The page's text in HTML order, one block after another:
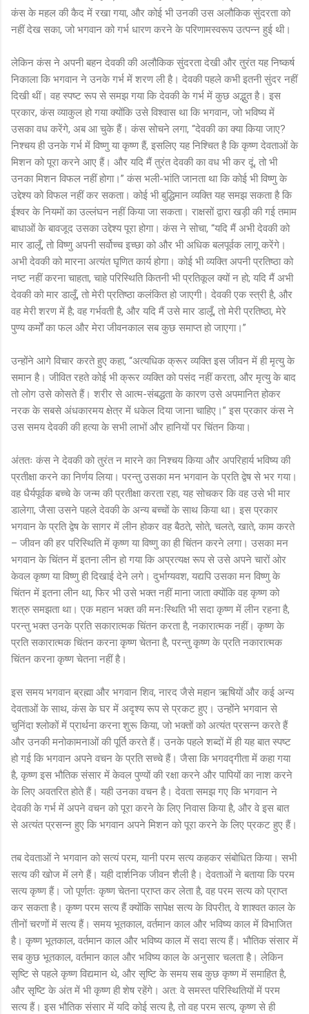
कंस के महल की कैद में रखा गया, और कोई भी उनकी उस अलौकिक सुंदरता को
नहीं देख सका, जो भगवान को गर्भ धारण करने के परिणामस्वरूप उत्पन्न हुई थी।
लेकिन कंस ने अपनी बहन देवकी की अलौकिक सुंदरता देखी और तुरंत यह निष्कर्ष
निकाला कि भगवान ने उनके गर्भ में शरण ली है। देवकी पहले कभी इतनी सुंदर नहीं
दिखी थीं। वह स्पष्ट रूप से समझ गया कि देवकी के गर्भ में कुछ अद्भुत है। इस
प्रकार, कंस व्याकुल हो गया क्योंकि उसे विश्वास था कि भगवान, जो भविष्य में
उसका वध करेंगे, अब आ चुके हैं। कंस सोचने लगा, “देवकी का क्या किया जाए?
निश्चय ही उनके गर्भ में विष्णु या कृष्ण हैं, इसलिए यह निश्चित है कि कृष्ण देवताओं के
मिशन को पूरा करने आए हैं। और यदि मैं तुरंत देवकी का वध भी कर दूं, तो भी
उनका मिशन विफल नहीं होगा।” कंस भली-भांति जानता था कि कोई भी विष्णु के
उद्देश्य को विफल नहीं कर सकता। कोई भी बुद्धिमान व्यक्ति यह समझ सकता है कि
ईश्वर के नियमों का उल्लंघन नहीं किया जा सकता। राक्षसों द्वारा खड़ी की गई तमाम
बाधाओं के बावजूद उसका उद्देश्य पूरा होगा। कंस ने सोचा, “यदि मैं अभी देवकी को
मार डालूँ, तो विष्णु अपनी सर्वोच्च इच्छा को और भी अधिक बलपूर्वक लागू करेंगे।
अभी देवकी को मारना अत्यंत घृणित कार्य होगा। कोई भी व्यक्ति अपनी प्रतिष्ठा को
नष्ट नहीं करना चाहता, चाहे परिस्थिति कितनी भी प्रतिकूल क्यों न हो; यदि मैं अभी
देवकी को मार डालूँ, तो मेरी प्रतिष्ठा कलंकित हो जाएगी। देवकी एक स्त्री है, और
वह मेरी शरण में है; वह गर्भवती है, और यदि मैं उसे मार डालूँ, तो मेरी प्रतिष्ठा, मेरे
पुण्य कर्मों का फल और मेरा जीवनकाल सब कुछ समाप्त हो जाएगा।”
उन्होंने आगे विचार करते हुए कहा, “अत्यधिक क्रूर व्यक्ति इस जीवन में ही मृत्यु के
समान है। जीवित रहते कोई भी क्रूर व्यक्ति को पसंद नहीं करता, और मृत्यु के बाद
तो लोग उसे कोसते हैं। शरीर से आत्म-संबद्धता के कारण उसे अपमानित होकर
नरक के सबसे अंधकारमय क्षेत्र में धकेल दिया जाना चाहिए।” इस प्रकार कंस ने
उस समय देवकी की हत्या के सभी लाभों और हानियों पर चिंतन किया।
अंततः कंस ने देवकी को तुरंत न मारने का निश्चय किया और अपरिहार्य भविष्य की
प्रतीक्षा करने का निर्णय लिया। परन्तु उसका मन भगवान के प्रति द्वेष से भर गया।
वह धैर्यपूर्वक बच्चे के जन्म की प्रतीक्षा करता रहा, यह सोचकर कि वह उसे भी मार
डालेगा, जैसा उसने पहले देवकी के अन्य बच्चों के साथ किया था। इस प्रकार
भगवान के प्रति द्वेष के सागर में लीन होकर वह बैठते, सोते, चलते, खाते, काम करते
– जीवन की हर परिस्थिति में कृष्ण या विष्णु का ही चिंतन करने लगा। उसका मन
भगवान के चिंतन में इतना लीन हो गया कि अप्रत्यक्ष रूप से उसे अपने चारों ओर
केवल कृष्ण या विष्णु ही दिखाई देने लगे। दुर्भाग्यवश, यद्यपि उसका मन विष्णु के
चिंतन में इतना लीन था, फिर भी उसे भक्त नहीं माना जाता क्योंकि वह कृष्ण को
शत्रु समझता था। एक महान भक्त की मनःस्थिति भी सदा कृष्ण में लीन रहना है,
परन्तु भक्त उनके प्रति सकारात्मक चिंतन करता है, नकारात्मक नहीं। कृष्ण के
प्रति सकारात्मक चिंतन करना कृष्ण चेतना है, परन्तु कृष्ण के प्रति नकारात्मक
चिंतन करना कृष्ण चेतना नहीं है।
इस समय भगवान ब्रह्मा और भगवान शिव, नारद जैसे महान ऋषियों और कई अन्य
देवताओं के साथ, कंस के घर में अदृश्य रूप से प्रकट हुए। उन्होंने भगवान से
चुनिंदा श्लोकों में प्रार्थना करना शुरू किया, जो भक्तों को अत्यंत प्रसन्न करते हैं
और उनकी मनोकामनाओं की पूर्ति करते हैं। उनके पहले शब्दों में ही यह बात स्पष्ट
हो गई कि भगवान अपने वचन के प्रति सच्चे हैं। जैसा कि भगवद्गीता में कहा गया
है, कृष्ण इस भौतिक संसार में केवल पुण्यों की रक्षा करने और पापियों का नाश करने
के लिए अवतरित होते हैं। यही उनका वचन है। देवता समझ गए कि भगवान ने
देवकी के गर्भ में अपने वचन को पूरा करने के लिए निवास किया है, और वे इस बात
से अत्यंत प्रसन्न हुए कि भगवान अपने मिशन को पूरा करने के लिए प्रकट हुए हैं।
तब देवताओं ने भगवान को सत्यं परम, यानी परम सत्य कहकर संबोधित किया। सभी
सत्य की खोज में लगे हैं। यही दार्शनिक जीवन शैली है। देवताओं ने बताया कि परम
सत्य कृष्ण हैं। जो पूर्णतः कृष्ण चेतना प्राप्त कर लेता है, वह परम सत्य को प्राप्त
कर सकता है। कृष्ण परम सत्य हैं क्योंकि सापेक्ष सत्य के विपरीत, वे शाश्वत काल के
तीनों चरणों में सत्य हैं। समय भूतकाल, वर्तमान काल और भविष्य काल में विभाजित
है। कृष्ण भूतकाल, वर्तमान काल और भविष्य काल में सदा सत्य हैं। भौतिक संसार में
सब कुछ भूतकाल, वर्तमान काल और भविष्य काल के अनुसार चलता है। लेकिन
सृष्टि से पहले कृष्ण विद्यमान थे, और सृष्टि के समय सब कुछ कृष्ण में समाहित है,
और सृष्टि के अंत में भी कृष्ण ही शेष रहेंगे। अत: वे समस्त परिस्थितियों में परम
सत्य हैं। इस भौतिक संसार में यदि कोई सत्य है, तो वह परम सत्य, कृष्ण से ही